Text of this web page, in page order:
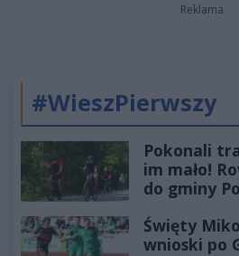
Reklama
#WieszPierwszy
Pokonali
im mało!
do gminy
Święty
wnioski po